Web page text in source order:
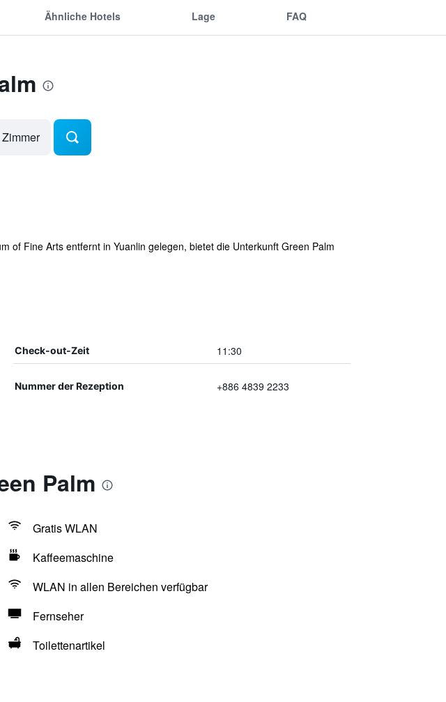
Ähnliche Hotels Lage FAQ
of Fine Arts entfernt in Yuanlin gelegen, bietet die Unterkunft Green Palm
Check-out-Zeit 11:30
Nummer der Rezeption +886 4839 2233
Palm
Gratis WLAN
Kaffeemaschine
WLAN in allen Bereichen verfügbar
Fernseher
Toilettenartikel